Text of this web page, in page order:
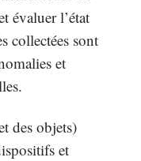
évaluer l’état
collectées sont
et
des objets)
et